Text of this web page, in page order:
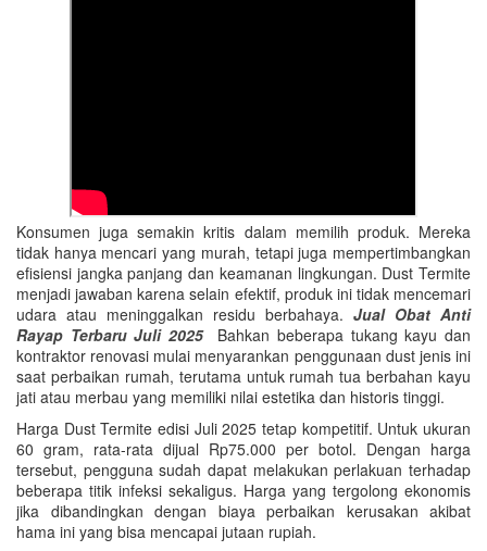
Konsumen juga semakin kritis dalam memilih produk. Mereka
tidak hanya mencari yang murah, tetapi juga mempertimbangkan
efisiensi jangka panjang dan keamanan lingkungan. Dust Termite
menjadi jawaban karena selain efektif, produk ini tidak mencemari
udara atau meninggalkan residu berbahaya. Jual Obat Anti
Rayap Terbaru Juli 2025Bahkan beberapa tukang kayu dan
kontraktor renovasi mulai menyarankan penggunaan dust jenis ini
saat perbaikan rumah, terutama untuk rumah tua berbahan kayu
jati atau merbau yang memiliki nilai estetika dan historis tinggi.
Harga Dust Termite edisi Juli 2025 tetap kompetitif. Untuk ukuran
60 gram, rata-rata dijual Rp75.000 per botol. Dengan harga
tersebut, pengguna sudah dapat melakukan perlakuan terhadap
beberapa titik infeksi sekaligus. Harga yang tergolong ekonomis
jika dibandingkan dengan biaya perbaikan kerusakan akibat
hama ini yang bisa mencapai jutaan rupiah.